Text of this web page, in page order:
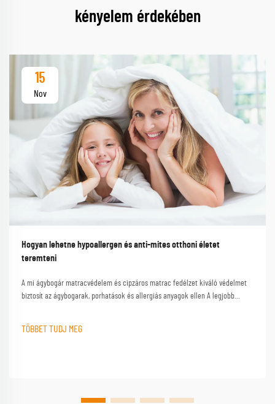
kényelem érdekében
15
Nov
Hogyan lehetne hypoallergen és anti-mites otthoni életet
teremteni
A mi ágybogár matracvédelem és cipzáros matrac fedélzet kiváló védelmet
biztosít az ágybogarak, porhatások és allergiás anyagok ellen A legjobb
TÖBBET TUDJ MEG